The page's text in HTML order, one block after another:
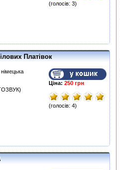
(голосів: 3)
Платівок
Ціна: 250 грн
(голосів: 4)